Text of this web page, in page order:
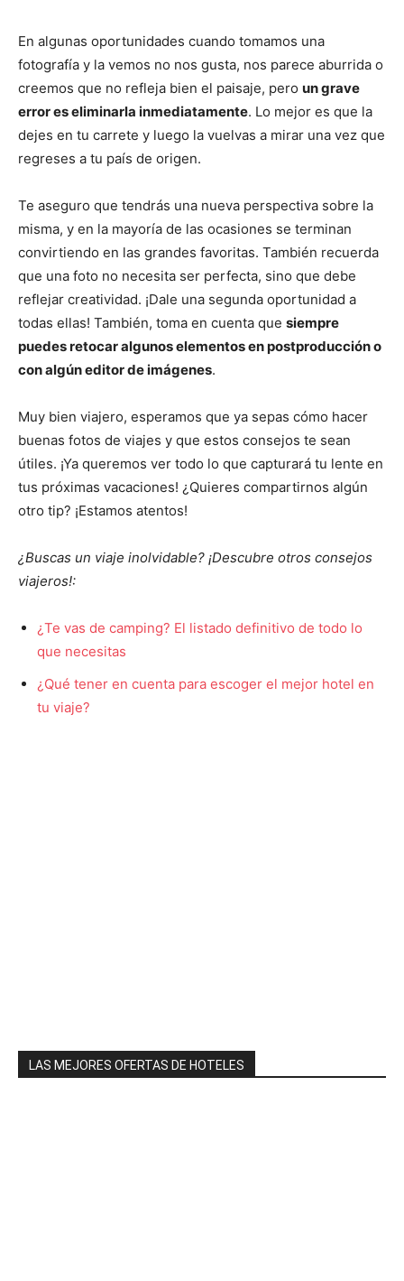
En algunas oportunidades cuando tomamos una
fotografía y la vemos no nos gusta, nos parece aburrida o
creemos que no refleja bien el paisaje, pero un grave
error es eliminarla inmediatamente. Lo mejor es que la
dejes en tu carrete y luego la vuelvas a mirar una vez que
regreses a tu país de origen.
Te aseguro que tendrás una nueva perspectiva sobre la
misma, y en la mayoría de las ocasiones se terminan
convirtiendo en las grandes favoritas. También recuerda
que una foto no necesita ser perfecta, sino que debe
reflejar creatividad. ¡Dale una segunda oportunidad a
todas ellas! También, toma en cuenta que siempre
puedes retocar algunos elementos en postproducción o
con algún editor de imágenes.
Muy bien viajero, esperamos que ya sepas cómo hacer
buenas fotos de viajes y que estos consejos te sean
útiles. ¡Ya queremos ver todo lo que capturará tu lente en
tus próximas vacaciones! ¿Quieres compartirnos algún
otro tip? ¡Estamos atentos!
¿Buscas un viaje inolvidable? ¡Descubre otros consejos
viajeros!:
¿Te vas de camping? El listado definitivo de todo lo
que necesitas
¿Qué tener en cuenta para escoger el mejor hotel en
tu viaje?
LAS MEJORES OFERTAS DE HOTELES